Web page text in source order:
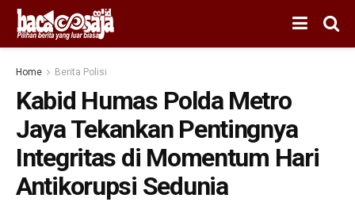
Home Berita Polisi
Kabid Humas Polda Metro
Jaya Tekankan Pentingnya
Integritas di Momentum Hari
Antikorupsi Sedunia